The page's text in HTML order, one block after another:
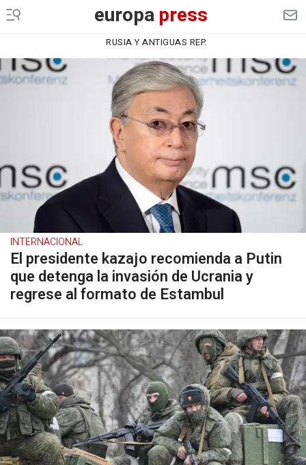
europapress
RUSIA Y ANTIGUAS REP.
INTERNACIONAL
El presidente kazajo recomienda a Putin
que detenga la invasión de Ucrania y
regrese al formato de Estambul